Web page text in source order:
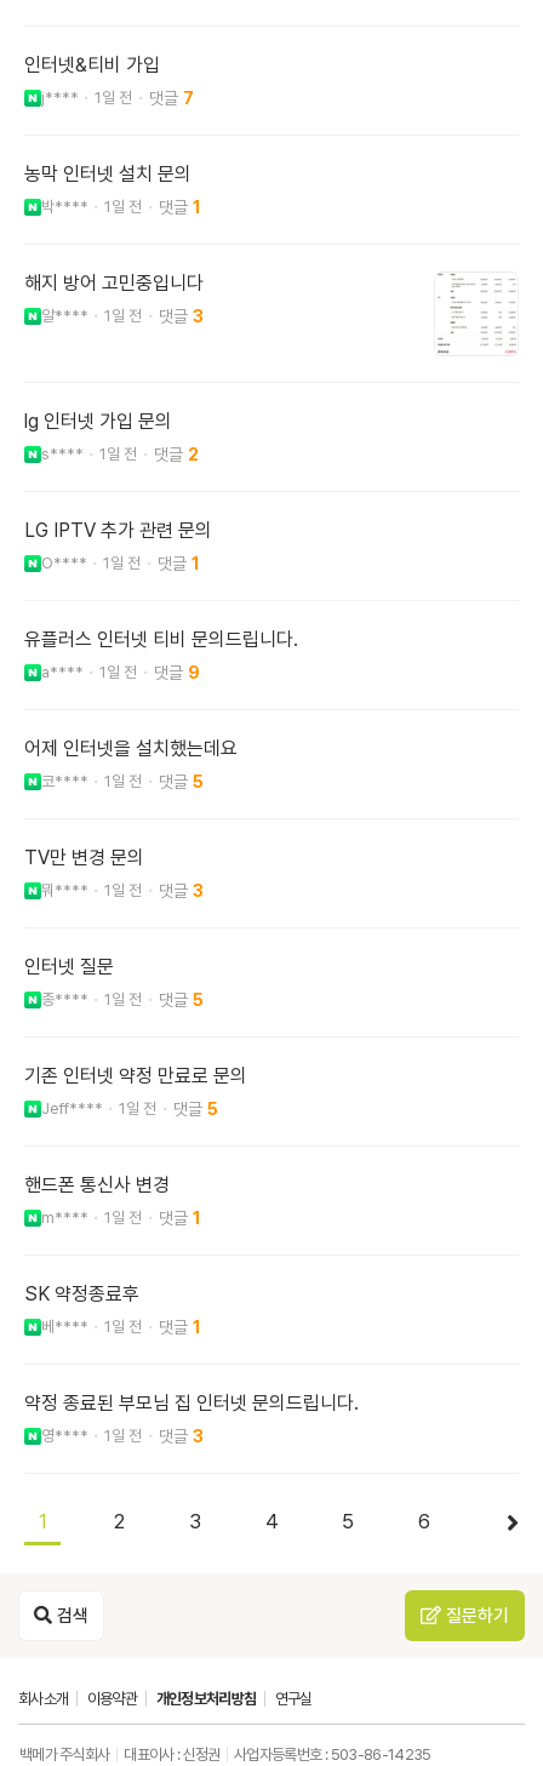
인터넷&티비 가입
j**** 1일 전 7
농막 인터넷 설치 문의
박**** 1일 전 1
해지 방어 고민중입니다
알**** 1일 전 3
lg 인터넷 가입 문의
s**** 1일 전 2
LG IPTV 추가 관련 문의
O**** 1일 전 1
유플러스 인터넷 티비 문의드립니다.
a**** 1일 전 9
어제 인터넷을 설치했는데요
코**** 1일 전 5
TV만 변경 문의
뭐**** 1일 전 3
인터넷 질문
종**** 1일 전 5
기존 인터넷 약정 만료로 문의
Jeff**** 1일 전 5
핸드폰 통신사 변경
m**** 1일 전 1
SK 약정종료후
베**** 1일 전 1
약정 종료된 부모님 집 인터넷 문의드립니다.
영**** 1일 전 3
1 2 3 4 5 6
검색 질문하기
회사소개 이용약관 개인정보처리방침 연구실
백메가 주식회사 대표이사 : 신정권 사업자등록번호 : 503-86-14235